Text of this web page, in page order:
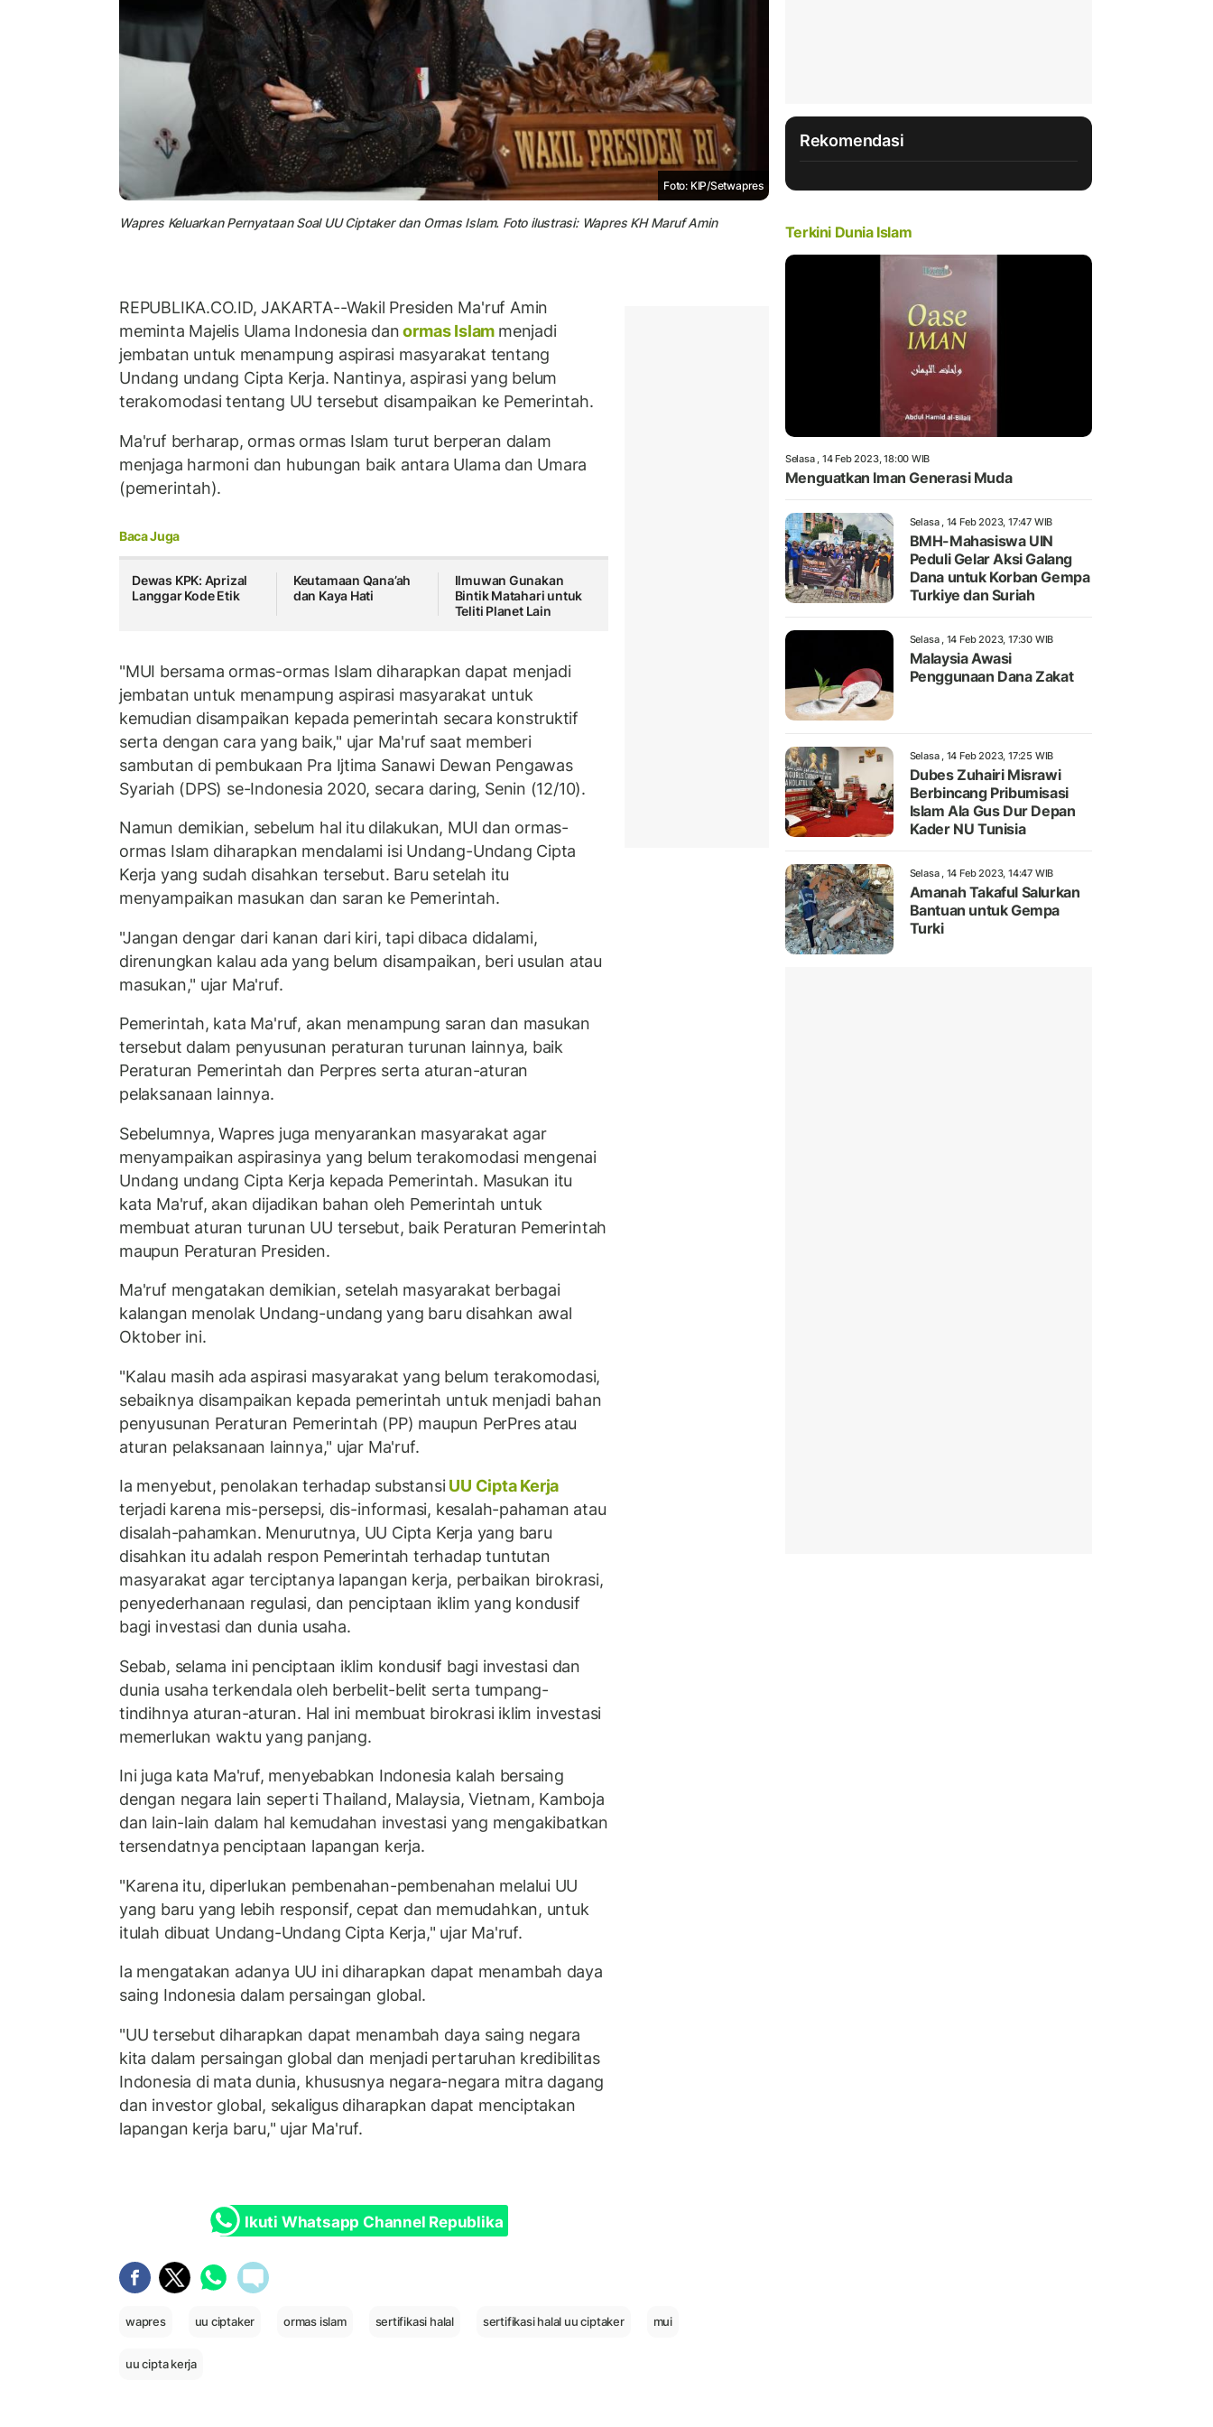
Foto: KIP/Setwapres
Wapres Keluarkan Pernyataan Soal UU Ciptaker dan Ormas Islam. Foto ilustrasi: Wapres KH Maruf Amin
REPUBLIKA.CO.ID, JAKARTA--Wakil Presiden Ma'ruf Amin
meminta Majelis Ulama Indonesia danormas Islam menjadi
jembatan untuk menampung aspirasi masyarakat tentang
Undang undang Cipta Kerja. Nantinya, aspirasi yang belum
terakomodasi tentang UU tersebut disampaikan ke Pemerintah.
Ma'ruf berharap, ormas ormas Islam turut berperan dalam
menjaga harmoni dan hubungan baik antara Ulama dan Umara
(pemerintah).
Baca Juga
Dewas KPK: Aprizal
Langgar Kode Etik
Keutamaan Qana’ah
dan Kaya Hati
Ilmuwan Gunakan
Bintik Matahari untuk
Teliti Planet Lain
"MUI bersama ormas-ormas Islam diharapkan dapat menjadi
jembatan untuk menampung aspirasi masyarakat untuk
kemudian disampaikan kepada pemerintah secara konstruktif
serta dengan cara yang baik," ujar Ma'ruf saat memberi
sambutan di pembukaan Pra Ijtima Sanawi Dewan Pengawas
Syariah (DPS) se-Indonesia 2020, secara daring, Senin (12/10).
Namun demikian, sebelum hal itu dilakukan, MUI dan ormas-
ormas Islam diharapkan mendalami isi Undang-Undang Cipta
Kerja yang sudah disahkan tersebut. Baru setelah itu
menyampaikan masukan dan saran ke Pemerintah.
"Jangan dengar dari kanan dari kiri, tapi dibaca didalami,
direnungkan kalau ada yang belum disampaikan, beri usulan atau
masukan," ujar Ma'ruf.
Pemerintah, kata Ma'ruf, akan menampung saran dan masukan
tersebut dalam penyusunan peraturan turunan lainnya, baik
Peraturan Pemerintah dan Perpres serta aturan-aturan
pelaksanaan lainnya.
Sebelumnya, Wapres juga menyarankan masyarakat agar
menyampaikan aspirasinya yang belum terakomodasi mengenai
Undang undang Cipta Kerja kepada Pemerintah. Masukan itu
kata Ma'ruf, akan dijadikan bahan oleh Pemerintah untuk
membuat aturan turunan UU tersebut, baik Peraturan Pemerintah
maupun Peraturan Presiden.
Ma'ruf mengatakan demikian, setelah masyarakat berbagai
kalangan menolak Undang-undang yang baru disahkan awal
Oktober ini.
"Kalau masih ada aspirasi masyarakat yang belum terakomodasi,
sebaiknya disampaikan kepada pemerintah untuk menjadi bahan
penyusunan Peraturan Pemerintah (PP) maupun PerPres atau
aturan pelaksanaan lainnya," ujar Ma'ruf.
Ia menyebut, penolakan terhadap substansiUU Cipta Kerja
terjadi karena mis-persepsi, dis-informasi, kesalah-pahaman atau
disalah-pahamkan. Menurutnya, UU Cipta Kerja yang baru
disahkan itu adalah respon Pemerintah terhadap tuntutan
masyarakat agar terciptanya lapangan kerja, perbaikan birokrasi,
penyederhanaan regulasi, dan penciptaan iklim yang kondusif
bagi investasi dan dunia usaha.
Sebab, selama ini penciptaan iklim kondusif bagi investasi dan
dunia usaha terkendala oleh berbelit-belit serta tumpang-
tindihnya aturan-aturan. Hal ini membuat birokrasi iklim investasi
memerlukan waktu yang panjang.
Ini juga kata Ma'ruf, menyebabkan Indonesia kalah bersaing
dengan negara lain seperti Thailand, Malaysia, Vietnam, Kamboja
dan lain-lain dalam hal kemudahan investasi yang mengakibatkan
tersendatnya penciptaan lapangan kerja.
"Karena itu, diperlukan pembenahan-pembenahan melalui UU
yang baru yang lebih responsif, cepat dan memudahkan, untuk
itulah dibuat Undang-Undang Cipta Kerja," ujar Ma'ruf.
Ia mengatakan adanya UU ini diharapkan dapat menambah daya
saing Indonesia dalam persaingan global.
"UU tersebut diharapkan dapat menambah daya saing negara
kita dalam persaingan global dan menjadi pertaruhan kredibilitas
Indonesia di mata dunia, khususnya negara-negara mitra dagang
dan investor global, sekaligus diharapkan dapat menciptakan
lapangan kerja baru," ujar Ma'ruf.
Ikuti Whatsapp Channel Republika
wapres uu ciptaker ormas islam sertifikasi halal sertifikasi halal uu ciptaker mui
uu cipta kerja
Rekomendasi
Terkini Dunia Islam
Selasa , 14 Feb 2023, 18:00 WIB
Menguatkan Iman Generasi Muda
Selasa , 14 Feb 2023, 17:47 WIB
BMH-Mahasiswa UIN
Peduli Gelar Aksi Galang
Dana untuk Korban Gempa
Turkiye dan Suriah
Selasa , 14 Feb 2023, 17:30 WIB
Malaysia Awasi
Penggunaan Dana Zakat
Selasa , 14 Feb 2023, 17:25 WIB
Dubes Zuhairi Misrawi
Berbincang Pribumisasi
Islam Ala Gus Dur Depan
Kader NU Tunisia
Selasa , 14 Feb 2023, 14:47 WIB
Amanah Takaful Salurkan
Bantuan untuk Gempa
Turki